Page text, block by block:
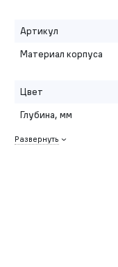
Артикул
Материал корпуса
Цвет
Глубина, мм
Развернуть